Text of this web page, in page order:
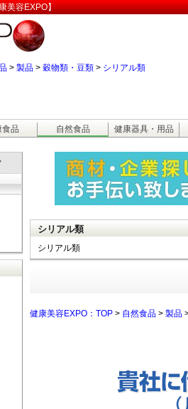
美容EXPO】
> 製品 > 穀物類・豆類 > シリアル類
食品 自然食品 健康器具・用品
シリアル類
シリアル類
健康美容EXPO：TOP > 自然食品 > 製品